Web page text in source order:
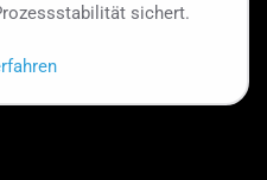
sichert.